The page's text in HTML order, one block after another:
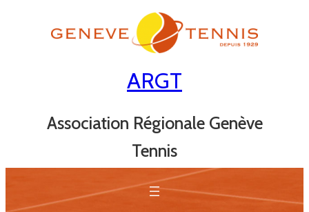
ARGT
Association Régionale Genève
Tennis